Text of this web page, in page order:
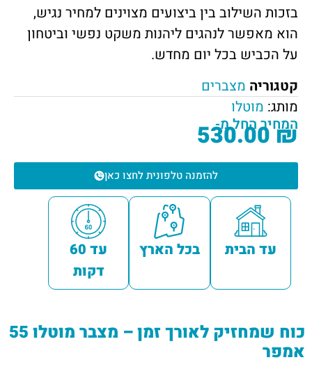
בזכות השילוב בין ביצועים מצוינים למחיר נגיש,
הוא מאפשר לנהגים ליהנות משקט נפשי וביטחון
על הכביש בכל יום מחדש.
קטגוריה מצברים
מותג: מוטלו
המחיר החל מ-
530.00₪
להזמנה טלפונית לחצו כאן
עד הבית בכל הארץ
עד 60
דקות
כוח שמחזיק לאורך זמן – מצבר מוטלו 55
אמפר